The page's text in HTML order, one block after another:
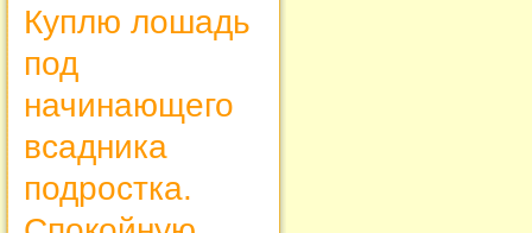
Куплю лошадь
под
начинающего
всадника
подростка.